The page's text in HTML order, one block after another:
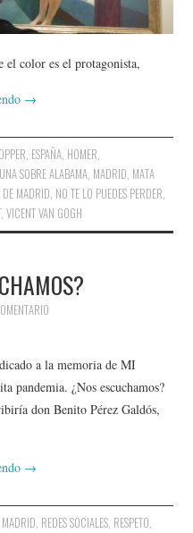
el color es el protagonista,
→
, ESPAÑA, HOMER,
SOBRE ALABAMA, MADRID, MATA
DE MADRID, NO TE LO PUEDES PERDER,
,VICENT VAN GOGH
a la memoria de MI
pandemia. ¿Nos escuchamos?
don Benito Pérez Galdós,
→
MADRID, REDES SOCIALES, RESPETO,